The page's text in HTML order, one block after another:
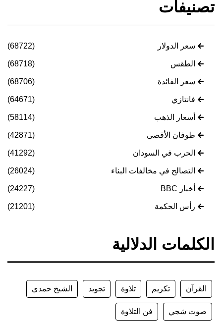
تصنيفات
سعر الدولار (68722)
الطقس (68718)
سعر الفائدة (68706)
فانتازي (64671)
أسعار الذهب (58114)
طوفان الأقصى (42871)
الحرب في السودان (41292)
التصالح في مخالفات البناء (26024)
أخبار BBC (24227)
رأس الحكمة (21201)
الكلمات الدلالية
القرآن تكريم تلاوة تجويد الشيخ حمدي
صوت شجي فن التلاوة